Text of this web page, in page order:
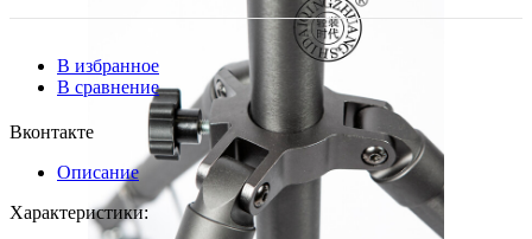
В избранное
В сравнение
Вконтакте
Описание
Характеристики: